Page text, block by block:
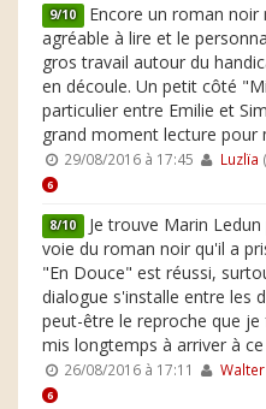
9/10 Encore un roman noir
agréable à lire et le
gros travail autour du
en découle. Un petit côté
particulier entre Emilie et
grand moment lecture pour
29/08/2016 à 17:45 Luzlïa
6
8/10 Je trouve Marin
voie du roman noir qu'il a
"En Douce" est réussi,
dialogue s'installe entre les
peut-être le reproche que
mis longtemps à arriver à
26/08/2016 à 17:11 Walter
6